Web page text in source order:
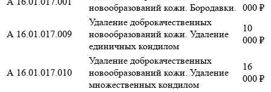
новообразований кожи. Бородавки.
000 ₽
А 16.01.017.009
Удаление доброкачественных
новообразований кожи. Удаление
единичных кондилом
10
000 ₽
А 16.01.017.010
Удаление доброкачественных
новообразований кожи. Удаление
множественных кондилом
16
000 ₽